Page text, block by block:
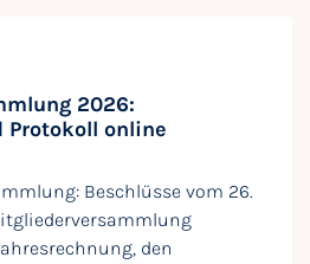
2026:
Protokoll online
Beschlüsse vom 26.
den